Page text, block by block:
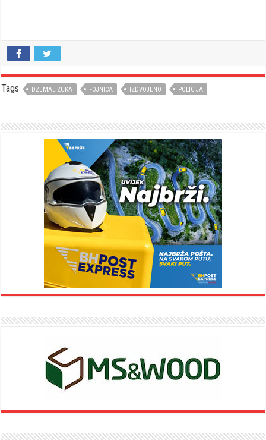
Tags DZEMAL ZUKA FOJNICA IZDVOJENO POLICIJA